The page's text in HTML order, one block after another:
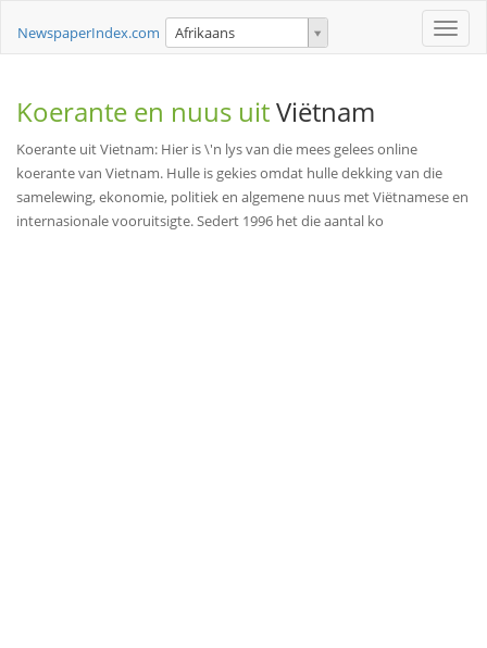
Toggle
NewspaperIndex.com Afrikaans
Koerante en nuus uitViëtnam
Koerante uit Vietnam: Hier is \'n lys van die mees gelees online
koerante van Vietnam. Hulle is gekies omdat hulle dekking van die
samelewing, ekonomie, politiek en algemene nuus met Viëtnamese en
internasionale vooruitsigte. Sedert 1996 het die aantal ko